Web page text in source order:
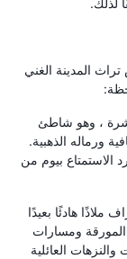
لذلك.
المدينة الغني
، وهو شاطئ
ورماله الذهبية.
الاستمتاع بيوم من
ملاذًا هادئًا بعيدًا
ومسارات
العائلية